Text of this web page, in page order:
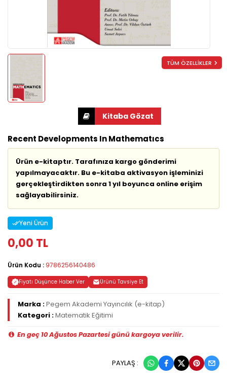
TÜM ÖZELLİKLER
Recent Developments In Mathematıcs
Ürün e-kitaptır. Tarafınıza kargo gönderimi
yapılmayacaktır. Bu e-kitaba aktivasyon işleminizi
gerçekleştirdikten sonra 1 yıl boyunca online erişim
sağlayabilirsiniz.
Yeni Ürün
0,00 TL
Ürün Kodu : 9786256140486
Fiyatı Düşünce Haber Ver Ürünü Tavsiye Et
Marka :Pegem Akademi Yayıncılık (e-kitap)
Kategori :Matematik Eğitimi
En geç 10 Ağustos Pazartesi günü kargoya verilir.
PAYLAŞ :